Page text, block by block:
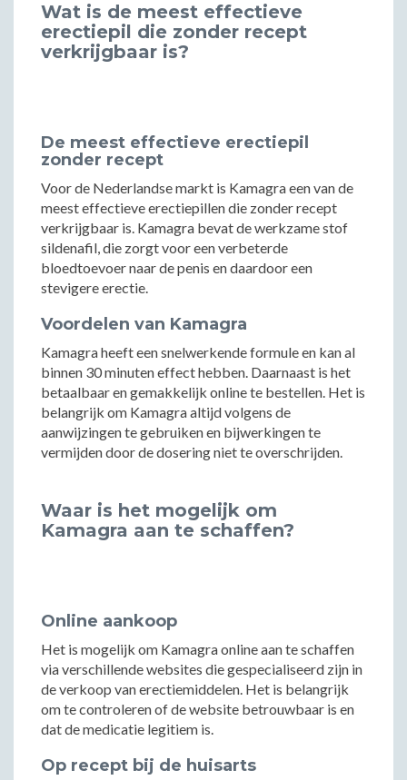
Wat is de meest effectieve
erectiepil die zonder recept
verkrijgbaar is?
De meest effectieve erectiepil
zonder recept
Voor de Nederlandse markt is Kamagra een van de
meest effectieve erectiepillen die zonder recept
verkrijgbaar is. Kamagra bevat de werkzame stof
sildenafil, die zorgt voor een verbeterde
bloedtoevoer naar de penis en daardoor een
stevigere erectie.
Voordelen van Kamagra
Kamagra heeft een snelwerkende formule en kan al
binnen 30 minuten effect hebben. Daarnaast is het
betaalbaar en gemakkelijk online te bestellen. Het is
belangrijk om Kamagra altijd volgens de
aanwijzingen te gebruiken en bijwerkingen te
vermijden door de dosering niet te overschrijden.
Waar is het mogelijk om
Kamagra aan te schaffen?
Online aankoop
Het is mogelijk om Kamagra online aan te schaffen
via verschillende websites die gespecialiseerd zijn in
de verkoop van erectiemiddelen. Het is belangrijk
om te controleren of de website betrouwbaar is en
dat de medicatie legitiem is.
Op recept bij de huisarts